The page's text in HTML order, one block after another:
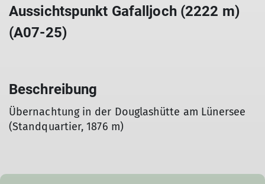
Aussichtspunkt Gafalljoch (2222 m)
(A07-25)
Beschreibung
Übernachtung in der Douglashütte am Lünersee
(Standquartier, 1876 m)